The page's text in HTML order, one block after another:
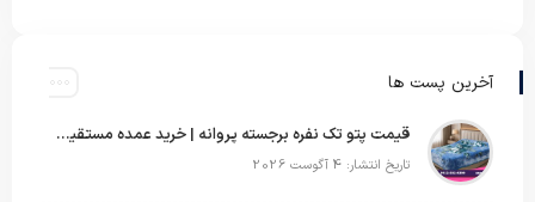
آخرین پست ها
قیمت پتو تک نفره برجسته پروانه | خرید عمده مستقیم با بهترین قیمت بازار
تاریخ انتشار: 4 آگوست 2026